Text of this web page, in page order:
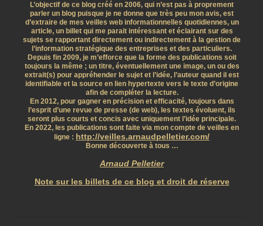
L’objectif de ce blog créé en 2006, qui n’est pas à proprement
parler un blog puisque je ne donne que très peu mon avis, est
d’extraire de mes veilles web informationnelles quotidiennes, un
article, un billet qui me parait intéressant et éclairant sur des
sujets se rapportant directement ou indirectement à la gestion de
l’information stratégique des entreprises et des particuliers.
Depuis fin 2009, je m’efforce que la forme des publications soit
toujours la même ; un titre, éventuellement une image, un ou des
extrait(s) pour appréhender le sujet et l’idée, l’auteur quand il est
identifiable et la source en lien hypertexte vers le texte d’origine
afin de compléter la lecture.
En 2012, pour gagner en précision et efficacité, toujours dans
l’esprit d’une revue de presse (de web), les textes évoluent, ils
seront plus courts et concis avec uniquement l’idée principale.
En 2022, les publications sont faite via mon compte de veilles en
ligne : http://veilles.arnaudpelletier.com/
Bonne découverte à tous …
Arnaud Pelletier
Note sur les billets de ce blog et droit de réserve